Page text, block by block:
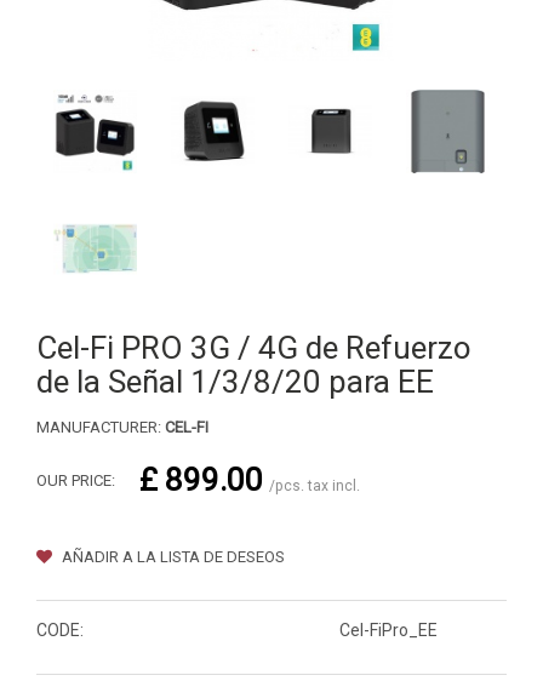
Cel-Fi PRO 3G / 4G de Refuerzo
de la Señal 1/3/8/20 para EE
MANUFACTURER: CEL-FI
OUR PRICE: £ 899.00 /pcs. tax incl.
AÑADIR A LA LISTA DE DESEOS
CODE: Cel-FiPro_EE